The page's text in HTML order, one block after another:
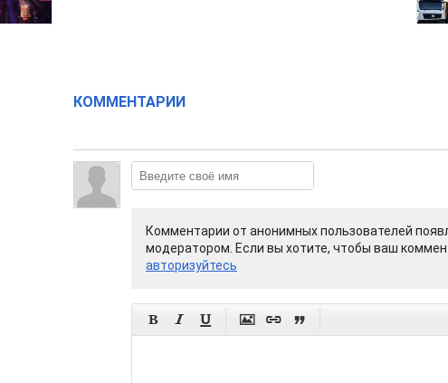
КОММЕНТАРИИ
Комментарии от анонимных пользователей
модератором. Если вы хотите, чтобы ваш
авторизуйтесь
     